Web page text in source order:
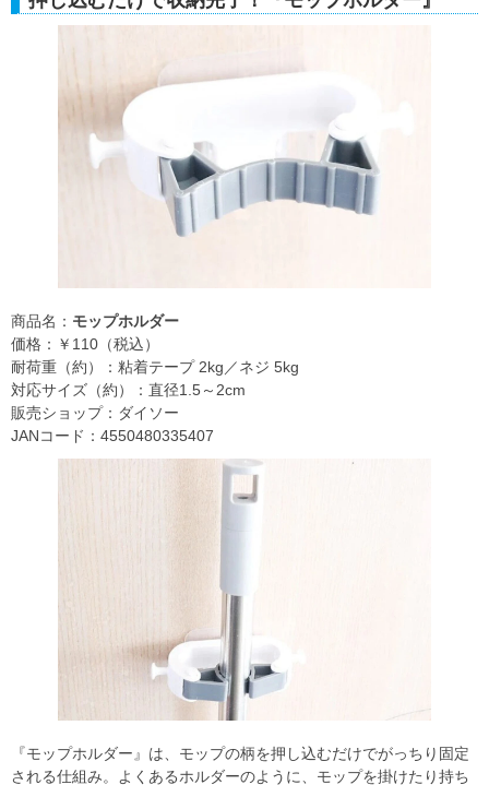
商品名： モップホルダー
価格：￥110（税込）
耐荷重（約）：粘着テープ 2kg／ネジ 5kg
対応サイズ（約）：直径1.5～2cm
販売ショップ：ダイソー
JANコード：4550480335407
『モップホルダー』は、モップの柄を押し込むだけでがっちり固定
される仕組み。よくあるホルダーのように、モップを掛けたり持ち